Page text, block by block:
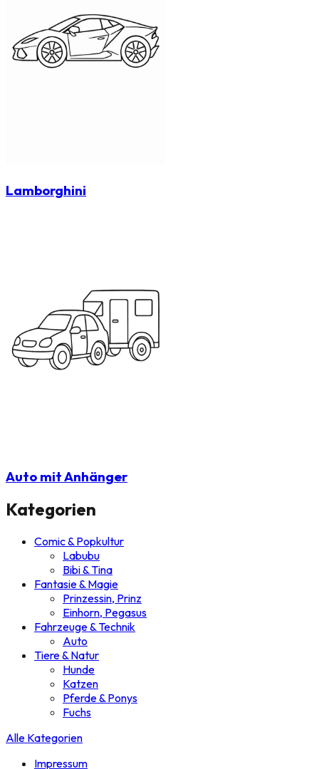
Lamborghini
Auto mit Anhänger
Kategorien
Comic & Popkultur
Labubu
Bibi & Tina
Fantasie & Magie
Prinzessin, Prinz
Einhorn, Pegasus
Fahrzeuge & Technik
Auto
Tiere & Natur
Hunde
Katzen
Pferde & Ponys
Fuchs
Alle Kategorien
Impressum